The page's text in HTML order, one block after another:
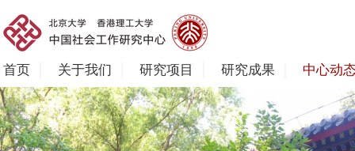
首页 关于我们 研究项目 研究成果 中心动